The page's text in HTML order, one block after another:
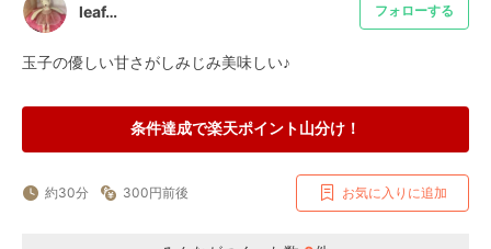
leaf… フォローする
玉子の優しい甘さがしみじみ美味しい♪
条件達成で楽天ポイント山分け！
約30分 300円前後 お気に入りに追加